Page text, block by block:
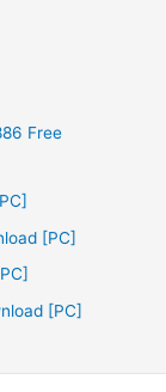
Free
[PC]
[PC]